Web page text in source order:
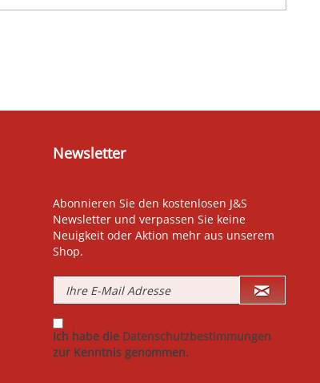
Newsletter
Abonnieren Sie den kostenlosen J&S
Newsletter und verpassen Sie keine
Neuigkeit oder Aktion mehr aus unserem
Shop.
Ich habe die Datenschutzbestimmungen
zur Kenntnis genommen.